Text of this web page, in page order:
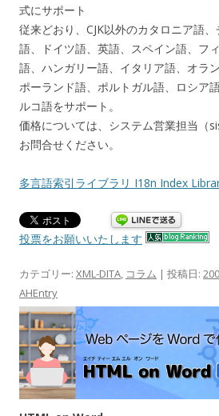
式にサポート
従来どおり、CJK以外のカタロニア語
語、ドイツ語、英語、スペイン語、フ
語、ハンガリー語、イタリア語、オラ
ポーランド語、ポルトガル語、ロシア
ルコ語をサポート。
価格については、システム営業担当（
お問合せください。
多言語索引ライブラリ I18n Index
投票をお願いいたします
カテゴリー: XML-DITA, コラム | 投稿日:
AHEntry